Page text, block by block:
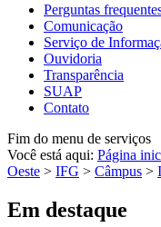
Perguntas
Comunicação
Serviço de
Ouvidoria
Transparência
SUAP
Contato
Fim do menu de serviços
Você está aqui: Página
Oeste > IFG > Câmpus >
Em destaque